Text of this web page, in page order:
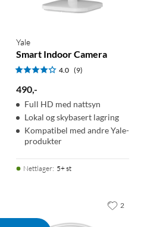
Kommuniser med de som
ringer på
produkter
Nettlager: 20+ st
Yale
Smart Indoor Camera
4.0 (9)
490,-
Full HD med nattsyn
Lokal og skybasert lagring
Kompatibel med andre Yale-
produkter
Nettlager: 5+ st
2